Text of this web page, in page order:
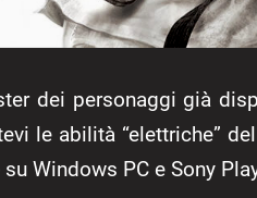
dei personaggi già
le abilità “elettriche”
Windows PC e Sony